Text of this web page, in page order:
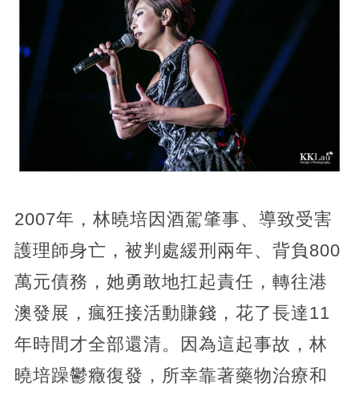
2007年，林曉培因酒駕肇事、導致受害
護理師身亡，被判處緩刑兩年、背負800
萬元債務，她勇敢地扛起責任，轉往港
澳發展，瘋狂接活動賺錢，花了長達11
年時間才全部還清。因為這起事故，林
曉培躁鬱癥復發，所幸靠著藥物治療和